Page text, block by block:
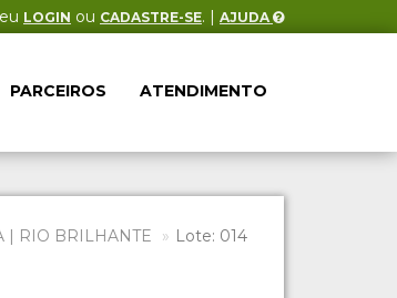
LOGIN ou CADASTRE-SE. | AJUDA
PARCEIROS ATENDIMENTO
| RIO BRILHANTE Lote: 014